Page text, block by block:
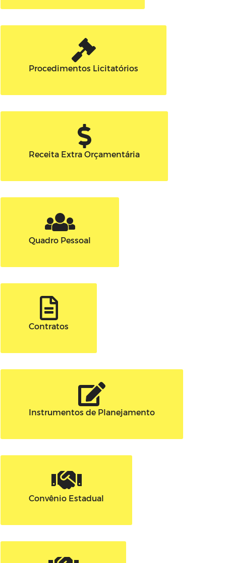
Procedimentos Licitatórios
Receita Extra Orçamentária
Quadro Pessoal
Contratos
Instrumentos de Planejamento
Convênio Estadual